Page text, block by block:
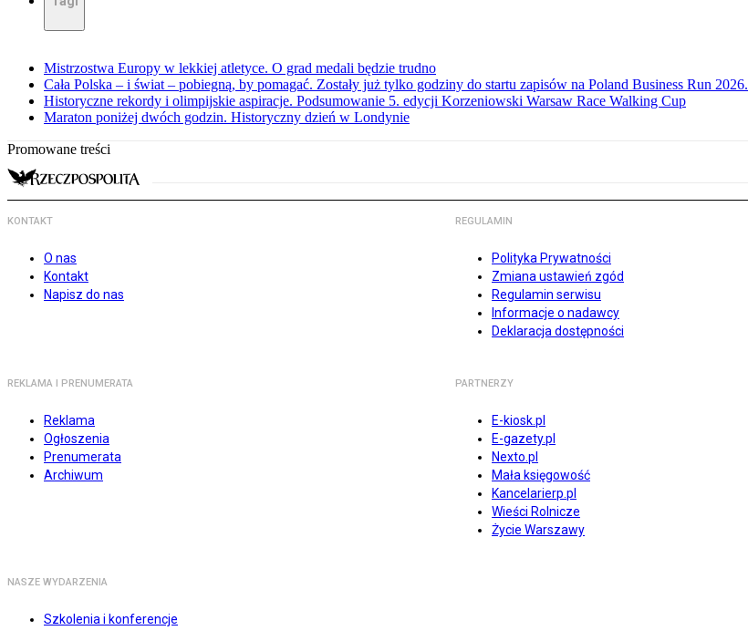
Mistrzostwa Europy w lekkiej atletyce. O grad medali będzie trudno
Cała Polska – i świat – pobiegną, by pomagać. Zostały już tylko godziny do startu zapisów na Poland Business Run 2026.
Historyczne rekordy i olimpijskie aspiracje. Podsumowanie 5. edycji Korzeniowski Warsaw Race Walking Cup
Maraton poniżej dwóch godzin. Historyczny dzień w Londynie
Promowane treści
KONTAKT
O nas
Kontakt
Napisz do nas
REGULAMIN
Polityka Prywatności
Zmiana ustawień zgód
Regulamin serwisu
Informacje o nadawcy
Deklaracja dostępności
REKLAMA I PRENUMERATA
Reklama
Ogłoszenia
Prenumerata
Archiwum
PARTNERZY
E-kiosk.pl
E-gazety.pl
Nexto.pl
Mała księgowość
Kancelarierp.pl
Wieści Rolnicze
Życie Warszawy
NASZE WYDARZENIA
Szkolenia i konferencje